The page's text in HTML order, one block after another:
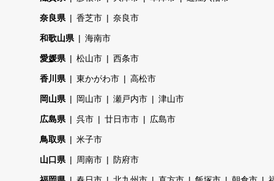
奈良県 香芝市 奈良市
和歌山県 海南市
愛媛県 松山市 西条市
香川県 東かがわ市 高松市
岡山県 岡山市 瀬戸内市 津山市
広島県 呉市 廿日市市 広島市
鳥取県 米子市
山口県 周南市 防府市